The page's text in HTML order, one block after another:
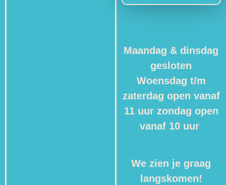
Maandag & dinsdag
gesloten
Woensdag t/m
zaterdag open vanaf
11 uur zondag open
vanaf 10 uur
We zien je graag
langskomen!